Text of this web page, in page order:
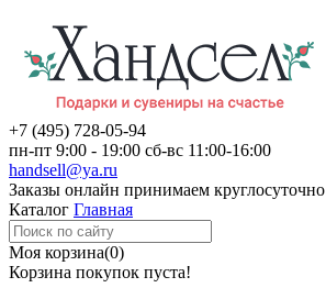
+7 (495) 728-05-94
пн-пт 9:00 - 19:00 сб-вс 11:00-16:00
handsell@ya.ru
Заказы онлайн принимаем круглосуточно
Каталог Главная
Моя корзина(0)
Корзина покупок пуста!